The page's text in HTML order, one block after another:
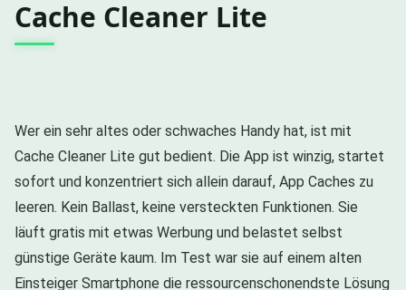
Cache Cleaner Lite
Wer ein sehr altes oder schwaches Handy hat, ist mit
Cache Cleaner Lite gut bedient. Die App ist winzig, startet
sofort und konzentriert sich allein darauf, App Caches zu
leeren. Kein Ballast, keine versteckten Funktionen. Sie
läuft gratis mit etwas Werbung und belastet selbst
günstige Geräte kaum. Im Test war sie auf einem alten
Einsteiger Smartphone die ressourcenschonendste Lösung